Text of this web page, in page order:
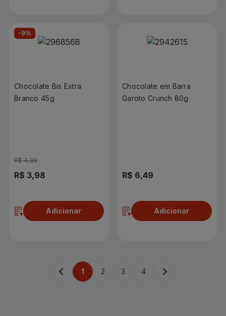
-9%
Chocolate Bis Extra
Branco 45g
R$ 4,39
R$ 3,98
Adicionar
Chocolate em Barra
Garoto Crunch 80g
R$ 6,49
Adicionar
1 2 3 4